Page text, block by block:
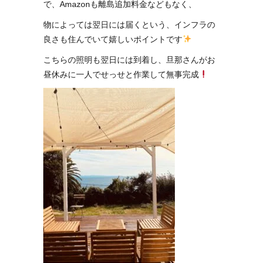
で、Amazonも離島追加料金などもなく、
物によっては翌日には届くという、インフラの
良さも住んでいて嬉しいポイントです
こちらの照明も翌日には到着し、旦那さんがお
昼休みに一人でせっせと作業して無事完成